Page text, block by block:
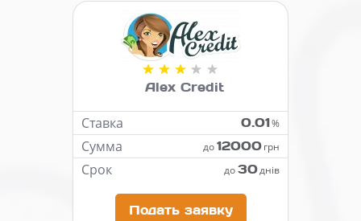
Alex Credit
Ставка 0.01%
Сумма до12000грн
Срок до30днів
Подать заявку